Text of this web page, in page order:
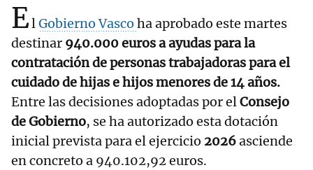
ElGobierno Vasco ha aprobado este martes
destinar 940.000 euros a ayudas para la
contratación de personas trabajadoras para el
cuidado de hijas e hijos menores de 14 años.
Entre las decisiones adoptadas por elConsejo
de Gobierno, se ha autorizado esta dotación
inicial prevista para el ejercicio 2026asciende
en concreto a 940.102,92 euros.